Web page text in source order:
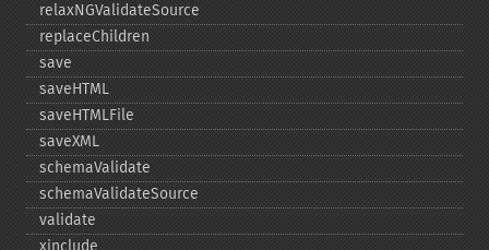
relaxNGValidateSource
replaceChildren
save
saveHTML
saveHTMLFile
saveXML
schemaValidate
schemaValidateSource
validate
xinclude